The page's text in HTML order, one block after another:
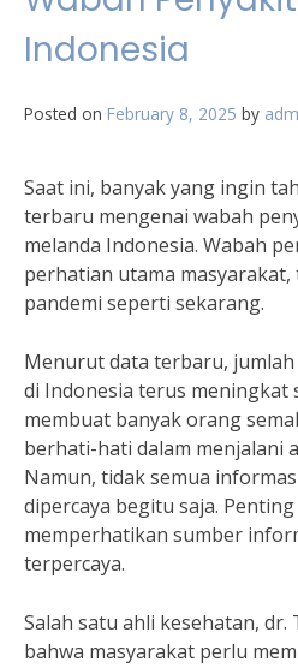
Indonesia
Posted on February 8, 2025 by
Saat ini, banyak yang ingin
terbaru mengenai wabah
melanda Indonesia. Wabah
perhatian utama
pandemi seperti sekarang.
Menurut data terbaru,
di Indonesia terus meningkat
membuat banyak orang
berhati-hati dalam menjalani
Namun, tidak semua
dipercaya begitu saja.
memperhatikan sumber
terpercaya.
Salah satu ahli kesehatan,
bahwa masyarakat perlu